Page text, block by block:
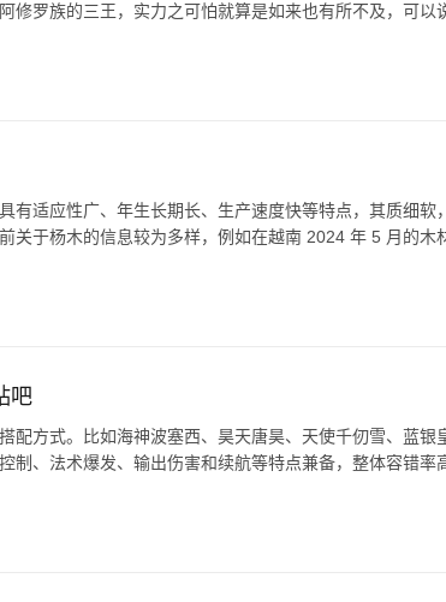
修罗族的三王，实力之可怕就算是如来也有所不及，可以
有适应性广、年生长期长、生产速度快等特点，其质细软
关于杨木的信息较为多样，例如在越南 2024 年 5 月的木
吧
配方式。比如海神波塞西、昊天唐昊、天使千仞雪、蓝银
制、法术爆发、输出伤害和续航等特点兼备，整体容错率